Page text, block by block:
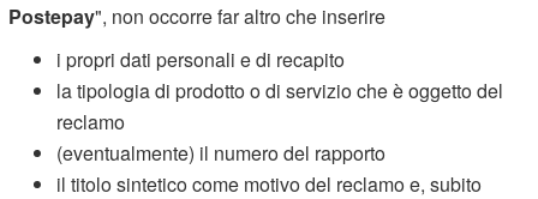
Postepay", non occorre far altro che inserire
i propri dati personali e di recapito
la tipologia di prodotto o di servizio che è oggetto del
reclamo
(eventualmente) il numero del rapporto
il titolo sintetico come motivo del reclamo e, subito